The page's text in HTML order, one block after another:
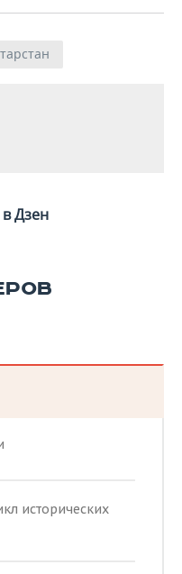
Дзен
исторических